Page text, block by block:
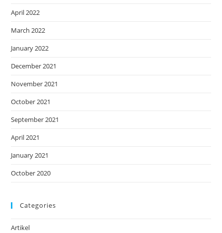
April 2022
March 2022
January 2022
December 2021
November 2021
October 2021
September 2021
April 2021
January 2021
October 2020
Categories
Artikel